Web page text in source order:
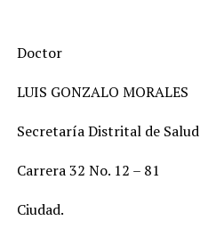
Doctor
LUIS GONZALO MORALES
Secretaría Distrital de Salud
Carrera 32 No. 12 – 81
Ciudad.